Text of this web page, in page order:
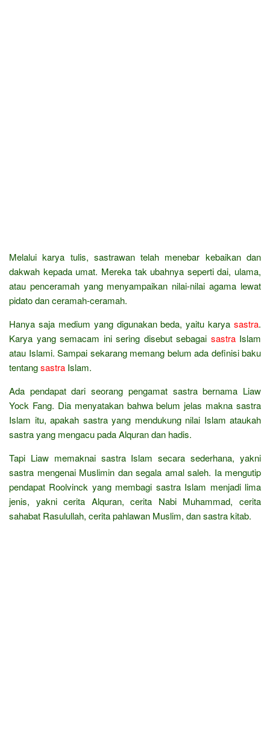
Melalui karya tulis, sastrawan telah menebar kebaikan dan
dakwah kepada umat. Mereka tak ubahnya seperti dai, ulama,
atau penceramah yang menyampaikan nilai-nilai agama lewat
pidato dan ceramah-ceramah.
Hanya saja medium yang digunakan beda, yaitu karya sastra.
Karya yang semacam ini sering disebut sebagai sastraIslam
atau Islami. Sampai sekarang memang belum ada definisi baku
tentangsastra Islam.
Ada pendapat dari seorang pengamat sastra bernama Liaw
Yock Fang. Dia menyatakan bahwa belum jelas makna sastra
Islam itu, apakah sastra yang mendukung nilai Islam ataukah
sastra yang mengacu pada Alquran dan hadis.
Tapi Liaw memaknai sastra Islam secara sederhana, yakni
sastra mengenai Muslimin dan segala amal saleh. Ia mengutip
pendapat Roolvinck yang membagi sastra Islam menjadi lima
jenis, yakni cerita Alquran, cerita Nabi Muhammad, cerita
sahabat Rasulullah, cerita pahlawan Muslim, dan sastra kitab.